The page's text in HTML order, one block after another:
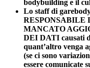
bodybuilding e il
Lo staff di
RESPONSABILE
MANCATO
DEI DATI causati
quant’altro venga
(se ci sono
essere comunicate